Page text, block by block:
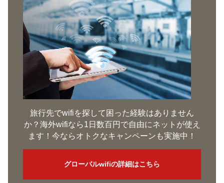
旅行先でwifiを探して困った経験はありません
か？海外wifiなら1日数百円で自由にネットが使え
ます！今ならオトクなキャンペーンも実施中！
グローバルwifiの詳細はこちら